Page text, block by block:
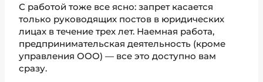
С работой тоже все ясно: запрет касается
только руководящих постов в юридических
лицах в течение трех лет. Наемная работа,
предпринимательская деятельность (кроме
управления ООО) — все это доступно вам
сразу.